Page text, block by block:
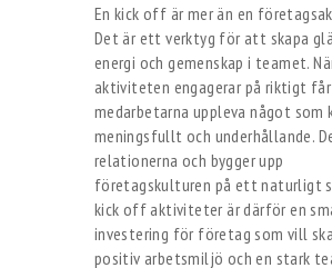
En kick off är mer än en
Det är ett verktyg för att skapa
energi och gemenskap i teamet.
aktiviteten engagerar på riktigt får
medarbetarna uppleva något som
meningsfullt och underhållande.
relationerna och bygger upp
företagskulturen på ett naturligt
kick off aktiviteter är därför en
investering för företag som vill
positiv arbetsmiljö och en stark